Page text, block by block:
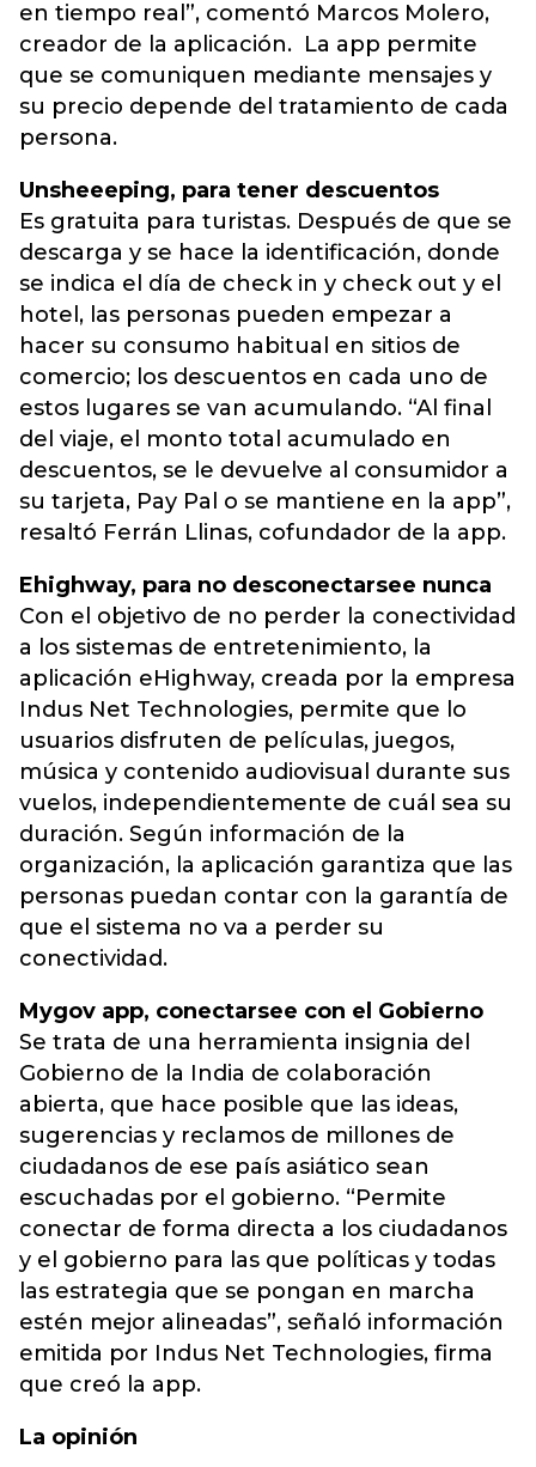
en tiempo real”, comentó Marcos Molero,
creador de la aplicación. La app permite
que se comuniquen mediante mensajes y
su precio depende del tratamiento de cada
persona.
Unsheeeping, para tener descuentos
Es gratuita para turistas. Después de que se
descarga y se hace la identificación, donde
se indica el día de check in y check out y el
hotel, las personas pueden empezar a
hacer su consumo habitual en sitios de
comercio; los descuentos en cada uno de
estos lugares se van acumulando. “Al final
del viaje, el monto total acumulado en
descuentos, se le devuelve al consumidor a
su tarjeta, Pay Pal o se mantiene en la app”,
resaltó Ferrán Llinas, cofundador de la app.
Ehighway, para no desconectarsee nunca
Con el objetivo de no perder la conectividad
a los sistemas de entretenimiento, la
aplicación eHighway, creada por la empresa
Indus Net Technologies, permite que lo
usuarios disfruten de películas, juegos,
música y contenido audiovisual durante sus
vuelos, independientemente de cuál sea su
duración. Según información de la
organización, la aplicación garantiza que las
personas puedan contar con la garantía de
que el sistema no va a perder su
conectividad.
Mygov app, conectarsee con el Gobierno
Se trata de una herramienta insignia del
Gobierno de la India de colaboración
abierta, que hace posible que las ideas,
sugerencias y reclamos de millones de
ciudadanos de ese país asiático sean
escuchadas por el gobierno. “Permite
conectar de forma directa a los ciudadanos
y el gobierno para las que políticas y todas
las estrategia que se pongan en marcha
estén mejor alineadas”, señaló información
emitida por Indus Net Technologies, firma
que creó la app.
La opinión